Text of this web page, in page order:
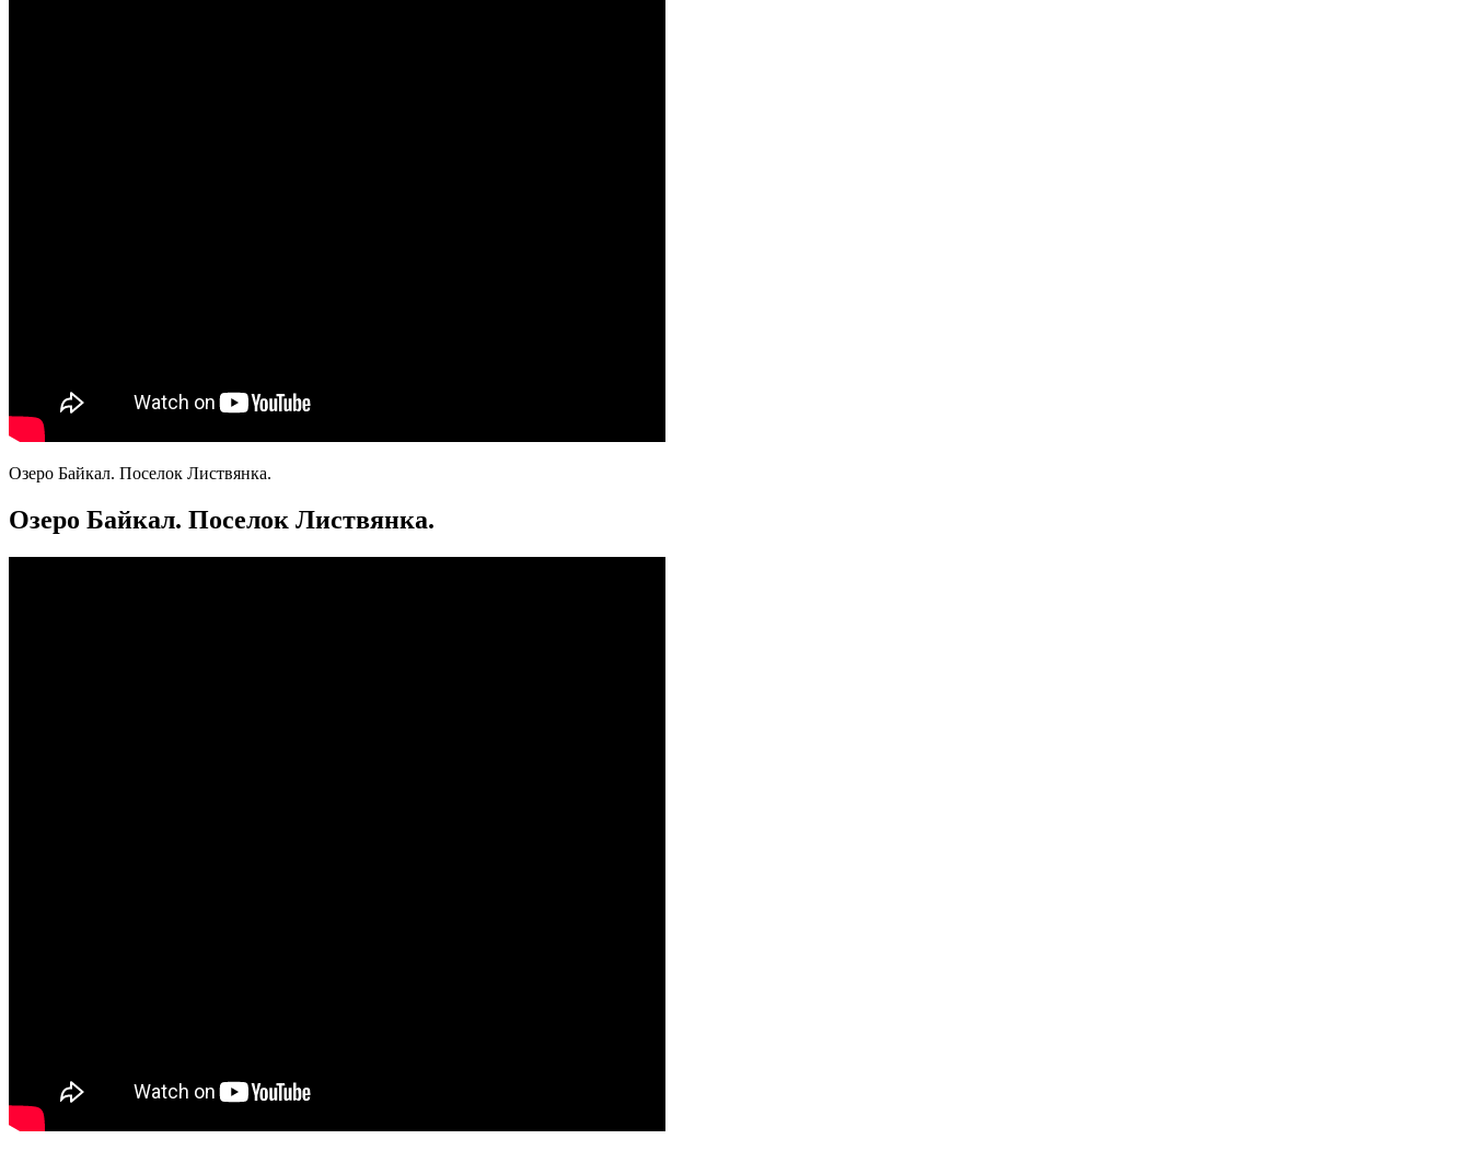
Озеро Байкал. Поселок Листвянка.
Озеро Байкал. Поселок Листвянка.